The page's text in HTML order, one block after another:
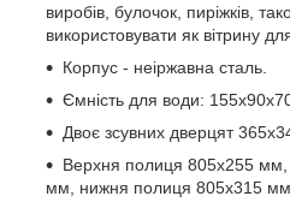
виробів, булочок, пиріжків,
використовувати як вітрину
Корпус - неіржавна сталь.
Ємність для води:
Двоє зсувних дверцят
Верхня полиця 805х255
мм, нижня полиця 805х315 мм.